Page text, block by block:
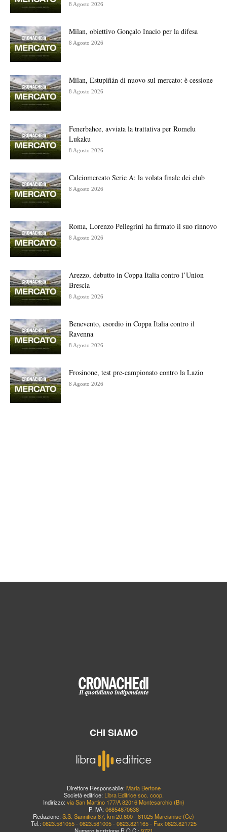
8 Agosto 2026
Milan, obiettivo Gonçalo Inacio per la difesa
8 Agosto 2026
Milan, Estupiñán di nuovo sul mercato: è cessione
8 Agosto 2026
Fenerbahce, avviata la trattativa per Romelu
Lukaku
8 Agosto 2026
Calciomercato Serie A: la volata finale dei club
8 Agosto 2026
Roma, Lorenzo Pellegrini ha firmato il suo rinnovo
8 Agosto 2026
Arezzo, debutto in Coppa Italia contro l’Union
Brescia
8 Agosto 2026
Benevento, esordio in Coppa Italia contro il
Ravenna
8 Agosto 2026
Frosinone, test pre-campionato contro la Lazio
8 Agosto 2026
CHI SIAMO
Direttore Responsabile: Maria Bertone
Società editrice: Libra Editrice soc. coop.
Indirizzo: via San Martino 177/A 82016 Montesarchio (Bn)
P. IVA: 06854870638
Redazione: S.S. Sannitica 87, km 20,600 - 81025 Marcianise (Ce)
Tel.: 0823.581055 - 0823.581005 - 0823.821165 - Fax 0823.821725